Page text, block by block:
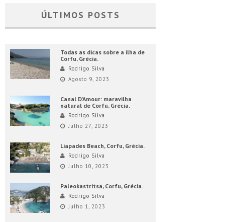
ÚLTIMOS POSTS
Todas as dicas sobre a ilha de
Corfu, Grécia.
Rodrigo Silva
Agosto 9, 2023
Canal D’Amour: maravilha
natural de Corfu, Grécia.
Rodrigo Silva
Julho 27, 2023
Liapades Beach, Corfu, Grécia.
Rodrigo Silva
Julho 10, 2023
Paleokastritsa, Corfu, Grécia.
Rodrigo Silva
Julho 1, 2023